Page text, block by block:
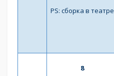
PS: сборка в театре
8